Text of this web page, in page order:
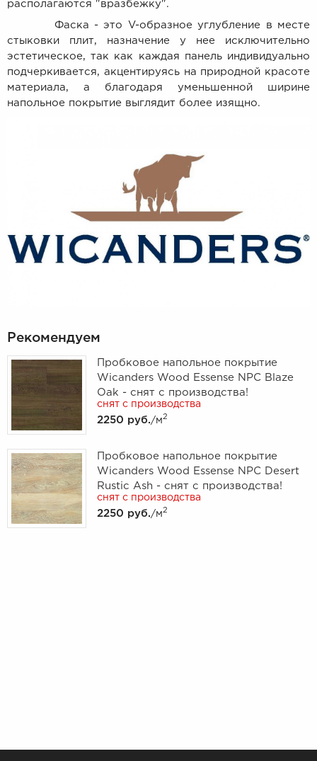
располагаются "вразбежку".
Фаска - это V-образное углубление в месте
стыковки плит, назначение у нее исключительно
эстетическое, так как каждая панель индивидуально
подчеркивается, акцентируясь на природной красоте
материала, а благодаря уменьшенной ширине
напольное покрытие выглядит более изящно.
Рекомендуем
Пробковое напольное покрытие
Wicanders Wood Essense NPC Blaze
Oak - снят с производства!
снят с производства
2250 руб. /м2
Пробковое напольное покрытие
Wicanders Wood Essense NPC Desert
Rustic Ash - снят с производства!
снят с производства
2250 руб. /м2